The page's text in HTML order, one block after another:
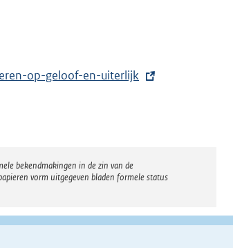
op-geloof-en-uiterlijk
bekendmakingen in de zin van de
vorm uitgegeven bladen formele status